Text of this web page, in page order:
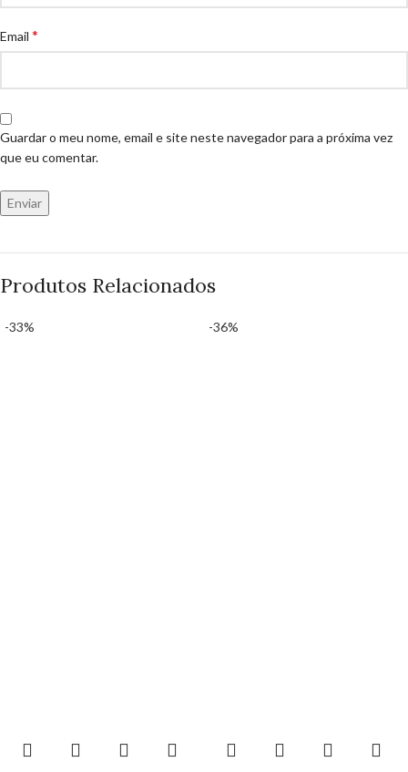
Email *
Guardar o meu nome, email e site neste navegador para a próxima vez
que eu comentar.
Produtos Relacionados
-33% -36%